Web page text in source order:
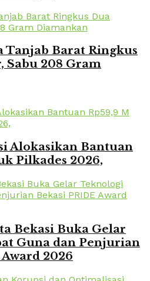
Tanjab Barat Ringkus
Sabu 208 Gram
Alokasikan Bantuan
Pilkades 2026,
Bekasi Buka Gelar
Guna dan Penjurian
2026